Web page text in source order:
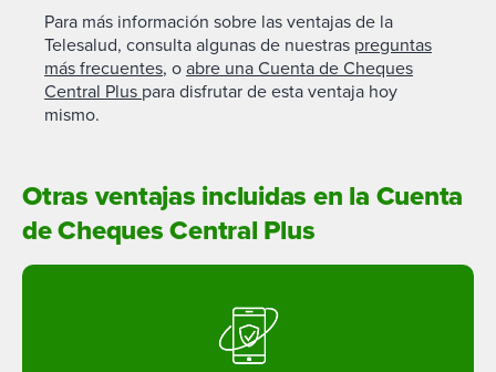
Para más información sobre las ventajas de la
Telesalud, consulta algunas de nuestras preguntas
más frecuentes, oabre una Cuenta de Cheques
Central Plus para disfrutar de esta ventaja hoy
mismo.
Otras ventajas incluidas en la Cuenta
de Cheques Central Plus